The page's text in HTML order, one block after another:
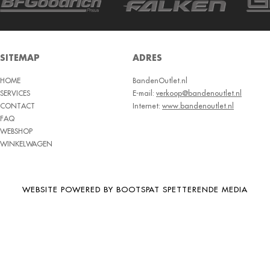
BRIDGESTONE
BRIWAY
CHAOYANG
CHENG SHIN
COMPASS
SITEMAP
HOME
SERVICES
CONTACT
FAQ
WEBSHOP
WINKELWAGEN
ADRES
BandenOutlet.nl
E-mail: verkoop@bandenoutlet.nl
Internet: www.bandenoutlet.nl
WEBSITE POWERED BY BOOTSPAT SPETTERENDE MEDIA